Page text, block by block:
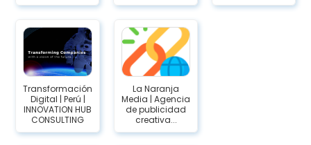
Transformación
Digital | Perú |
INNOVATION HUB
CONSULTING
La Naranja
Media | Agencia
de publicidad
creativa...